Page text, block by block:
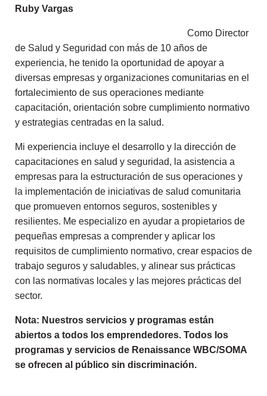
Ruby Vargas
Como Director
de Salud y Seguridad con más de 10 años de
experiencia, he tenido la oportunidad de apoyar a
diversas empresas y organizaciones comunitarias en el
fortalecimiento de sus operaciones mediante
capacitación, orientación sobre cumplimiento normativo
y estrategias centradas en la salud.
Mi experiencia incluye el desarrollo y la dirección de
capacitaciones en salud y seguridad, la asistencia a
empresas para la estructuración de sus operaciones y
la implementación de iniciativas de salud comunitaria
que promueven entornos seguros, sostenibles y
resilientes. Me especializo en ayudar a propietarios de
pequeñas empresas a comprender y aplicar los
requisitos de cumplimiento normativo, crear espacios de
trabajo seguros y saludables, y alinear sus prácticas
con las normativas locales y las mejores prácticas del
sector.
Nota: Nuestros servicios y programas están
abiertos a todos los emprendedores. Todos los
programas y servicios de Renaissance WBC/SOMA
se ofrecen al público sin discriminación.